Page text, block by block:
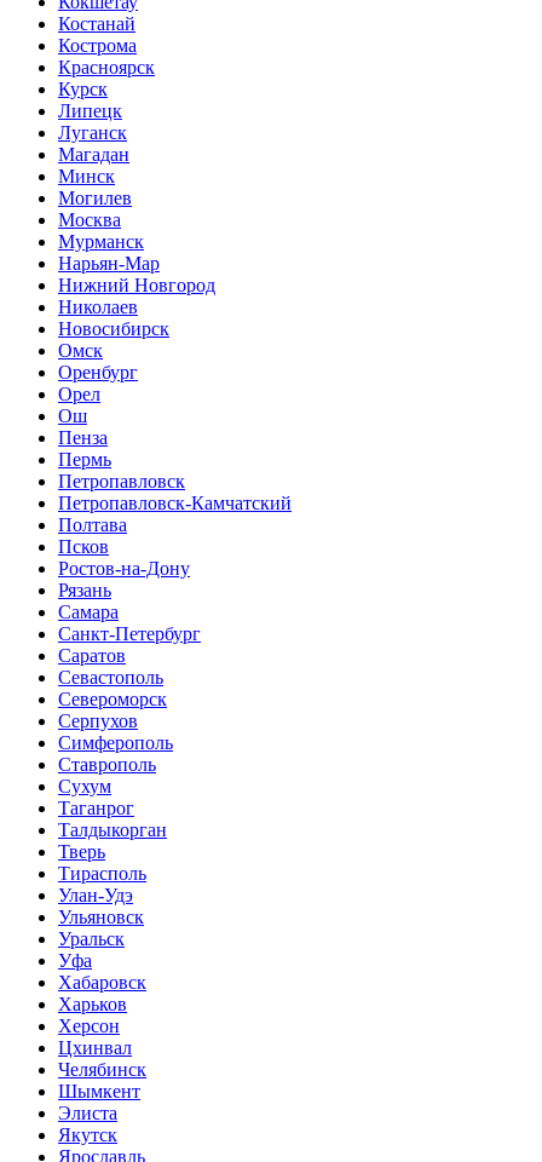
Костанай
Кострома
Красноярск
Курск
Липецк
Луганск
Магадан
Минск
Могилев
Москва
Мурманск
Нарьян-Мар
Нижний Новгород
Николаев
Новосибирск
Омск
Оренбург
Орел
Ош
Пенза
Пермь
Петропавловск
Петропавловск-Камчатский
Полтава
Псков
Ростов-на-Дону
Рязань
Самара
Санкт-Петербург
Саратов
Севастополь
Североморск
Серпухов
Симферополь
Ставрополь
Сухум
Таганрог
Tалдыкорган
Тверь
Тирасполь
Улан-Удэ
Ульяновск
Уральск
Уфа
Хабаровск
Харьков
Херсон
Цхинвал
Челябинск
Шымкент
Элиста
Якутск
Ярославль